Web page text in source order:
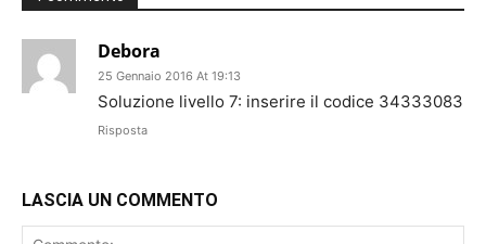
Debora
25 Gennaio 2016 At 19:13
Soluzione livello 7: inserire il codice 34333083
Risposta
LASCIA UN COMMENTO